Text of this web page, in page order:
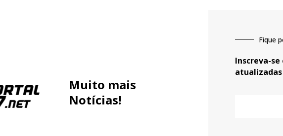
Muito mais
Notícias!
Fique
Inscreva-
atualizadas